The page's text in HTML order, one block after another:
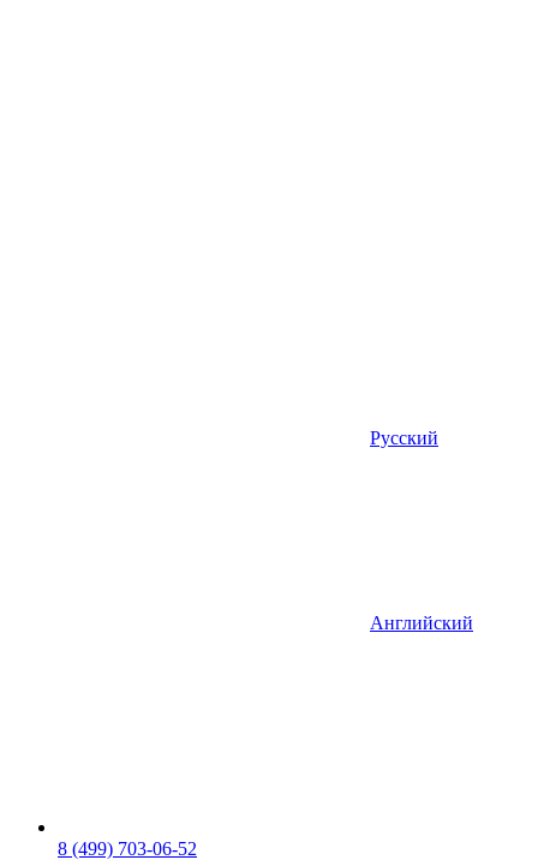
Русский
Английский
8 (499) 703-06-52